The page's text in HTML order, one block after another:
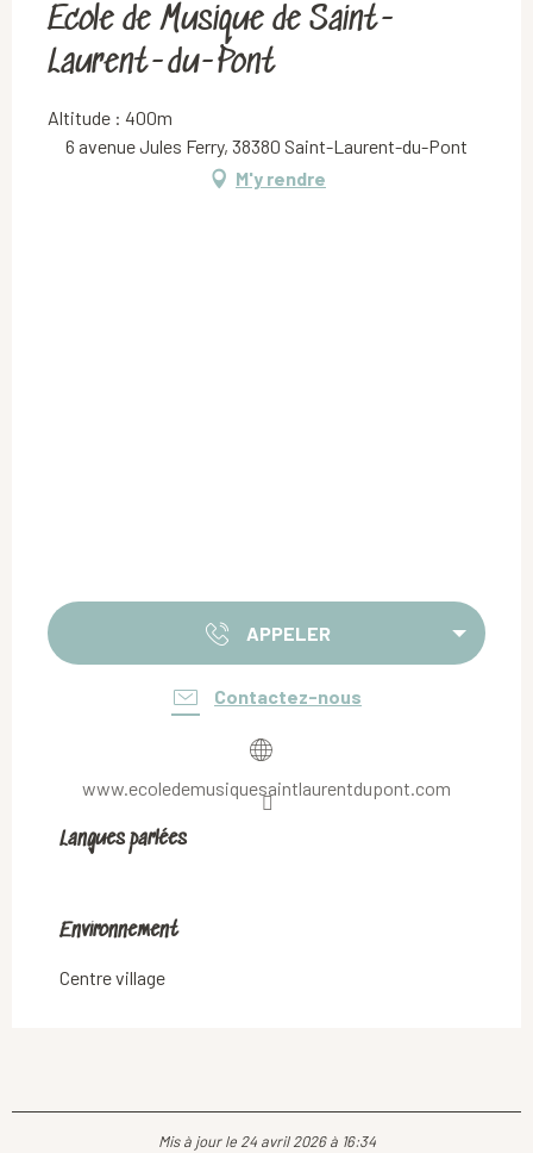
Ecole de Musique de Saint-
Laurent-du-Pont
Altitude : 400m
6 avenue Jules Ferry, 38380 Saint-Laurent-du-Pont
M'y rendre
APPELER
Contactez-nous
www.ecoledemusiquesaintlaurentdupont.com
Langues parlées
Langues parlées
Environnement
Environnement
Centre village
Mis à jour le 24 avril 2026 à 16:34